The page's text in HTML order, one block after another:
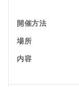
開催方法
場所
内容